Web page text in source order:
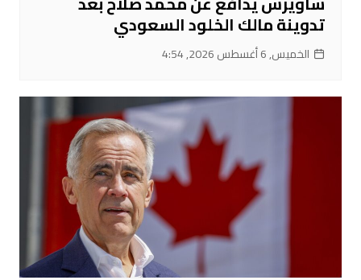
تدوينة مالك الخلود السعودي
الخميس, 6 أغسطس 2026, 4:54